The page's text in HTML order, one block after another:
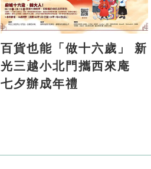
百貨也能「做十六歲」 新
光三越小北門攜西來庵
七夕辦成年禮